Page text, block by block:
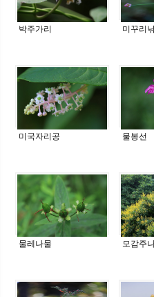
박주가리 미꾸리
미국자리공 물봉선
물레나물 모감주